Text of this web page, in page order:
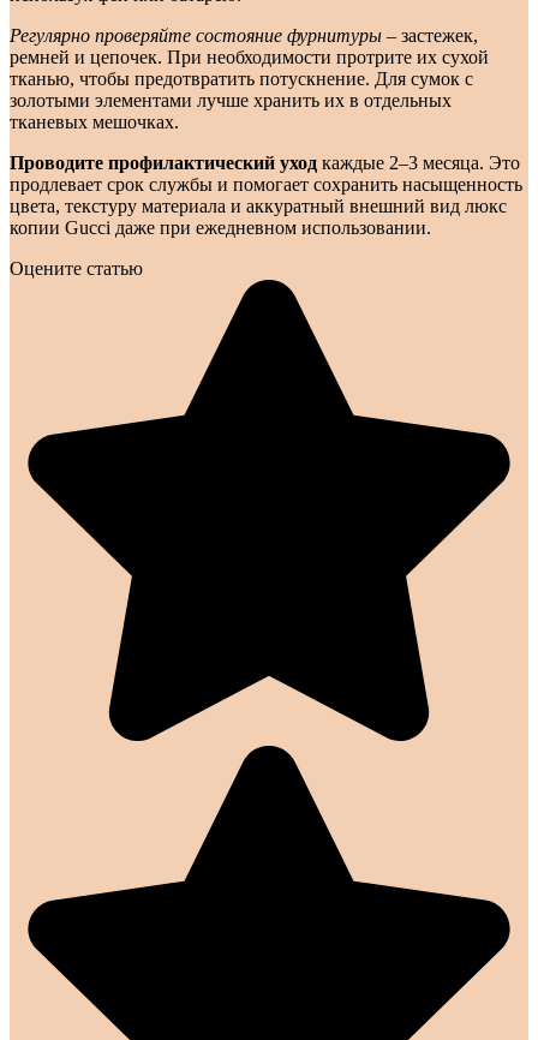
Регулярно проверяйте состояние фурнитуры – застежек,
ремней и цепочек. При необходимости протрите их сухой
тканью, чтобы предотвратить потускнение. Для сумок с
золотыми элементами лучше хранить их в отдельных
тканевых мешочках.
Проводите профилактический уход каждые 2–3 месяца. Это
продлевает срок службы и помогает сохранить насыщенность
цвета, текстуру материала и аккуратный внешний вид люкс
копии Gucci даже при ежедневном использовании.
Оцените статью